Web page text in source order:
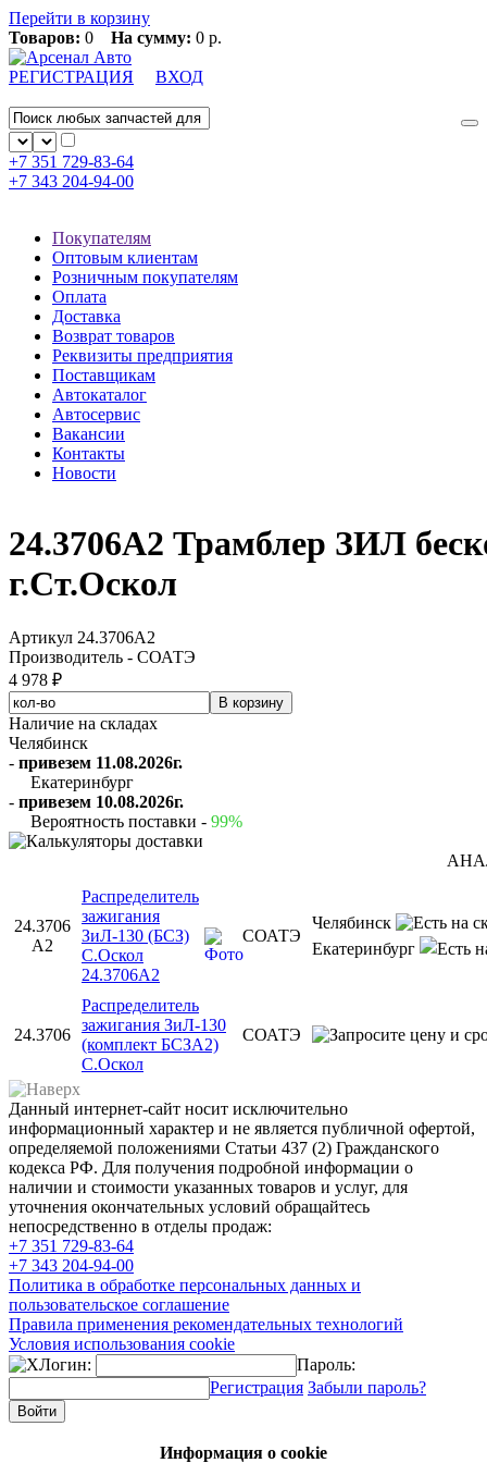
Перейти в корзину
Товаров: 0 На сумму: 0 р.
РЕГИСТРАЦИЯ ВХОД
+7 351 729-83-64
+7 343 204-94-00
Покупателям
Оптовым клиентам
Розничным покупателям
Оплата
Доставка
Возврат товаров
Реквизиты предприятия
Поставщикам
Автокаталог
Автосервис
Вакансии
Контакты
Новости
24.3706А2 Трамблер ЗИЛ
г.Ст.Оскол
Артикул 24.3706А2
Производитель - СОАТЭ
4 978 ₽
Наличие на складах
Челябинск
- привезем 11.08.2026г.
Екатеринбург
- привезем 10.08.2026г.
Вероятность поставки - 99%
24.3706
А2
Распределитель
зажигания
ЗиЛ-130 (БСЗ)
С.Оскол
24.3706А2
СОАТЭ
Челябинск
Екатеринбург
24.3706
Распределитель
зажигания ЗиЛ-130
(комплект БСЗА2)
С.Оскол
СОАТЭ
Данный интернет-сайт носит исключительно
информационный характер и не является публичной офертой,
определяемой положениями Статьи 437 (2) Гражданского
кодекса РФ. Для получения подробной информации о
наличии и стоимости указанных товаров и услуг, для
уточнения окончательных условий обращайтесь
непосредственно в отделы продаж:
+7 351 729-83-64
+7 343 204-94-00
Политика в обработке персональных данных и
пользовательское соглашение
Правила применения рекомендательных технологий
Условия использования cookie
Логин:
Пароль:
Регистрация Забыли пароль?
Информация о cookie